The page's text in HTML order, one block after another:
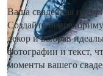
Ваша свадебная
Создайте
декор и выбрав
фотографии и текст,
моменты вашего